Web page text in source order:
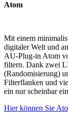
Atom
Mit einem
digitaler Welt und
AU-Plug-in Atom
filtern. Dank zwei
(Randomisierung)
Filterflanken und
ein nur scheinbar
Hier können Sie